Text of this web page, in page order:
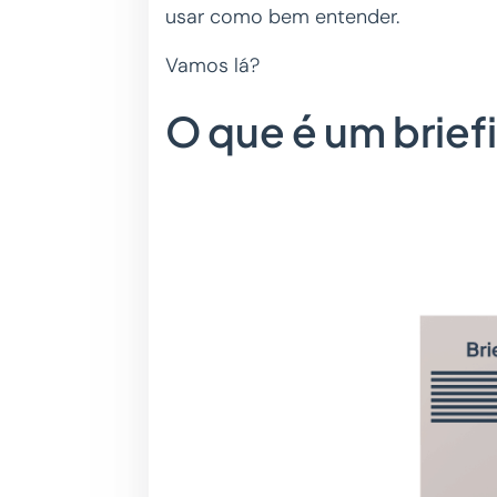
usar como bem entender.
Vamos lá?
O que é um